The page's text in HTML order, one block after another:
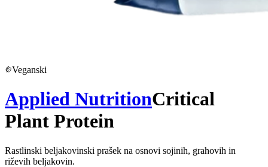
Veganski
Applied NutritionCritical
Plant Protein
Rastlinski beljakovinski prašek na osnovi sojinih, grahovih in
riževih beljakovin.